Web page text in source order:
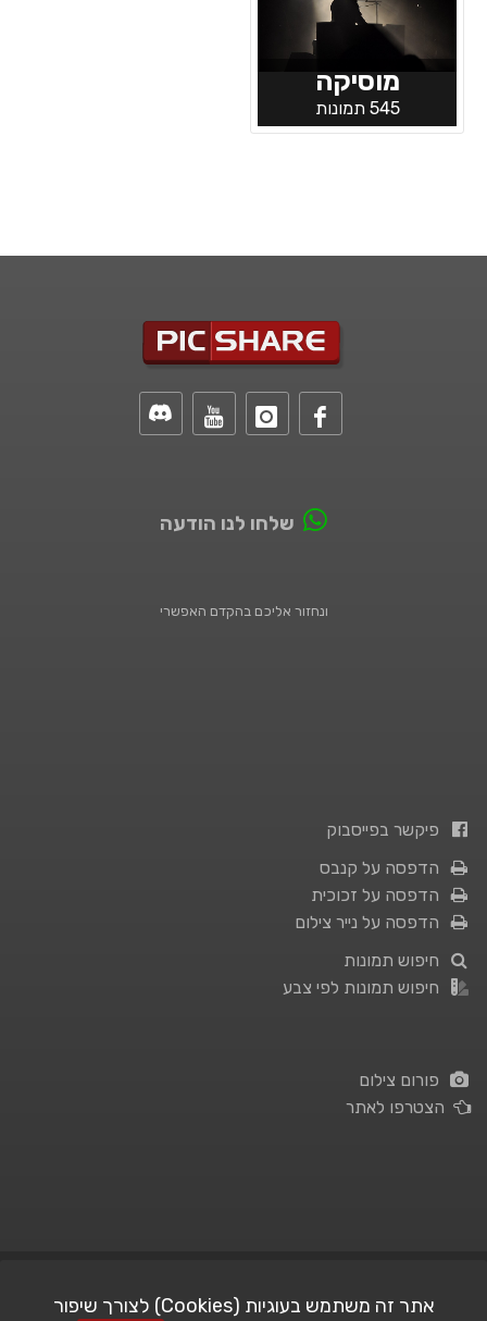
מוסיקה
545 תמונות
שלחו לנו הודעה
ונחזור אליכם בהקדם האפשרי
פיקשר בפייסבוק
הדפסה על קנבס
הדפסה על זכוכית
הדפסה על נייר צילום
חיפוש תמונות
חיפוש תמונות לפי צבע
פורום צילום
הצטרפו לאתר
אתר זה משתמש בעוגיות (Cookies) לצורך שיפור